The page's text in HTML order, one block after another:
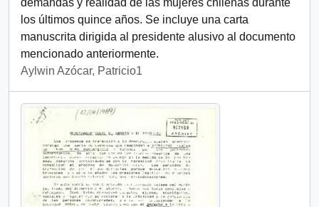
demandas y realidad de las mujeres chilenas durante
los últimos quince años. Se incluye una carta
manuscrita dirigida al presidente alusivo al documento
mencionado anteriormente.
Aylwin Azócar, Patricio1